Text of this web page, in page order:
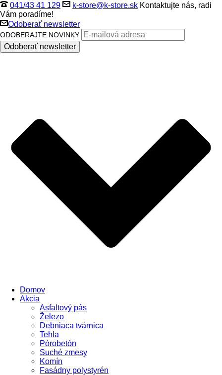
041/43 41 129 k-store@k-store.sk Kontaktujte nás, radi
Vám poradíme!
Odoberať newsletter
ODOBERAJTE NOVINKY
Domov
Akcia
Asfaltový pás
Železo
Debniaca tvárnica
Tehla
Pórobetón
Suché zmesy
Komín
Fasádny polystyrén